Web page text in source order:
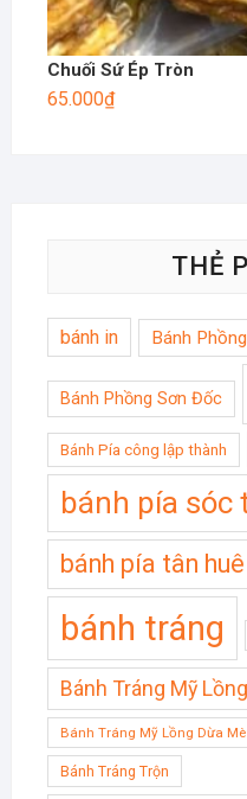
Chuối Sứ Ép Tròn
65.000₫
THẺ
bánh in Bánh Phồng
Bánh Phồng Sơn Đốc
Bánh Pía công lập thành
bánh pía sóc
bánh pía tân
bánh tráng
Bánh Tráng Mỹ Lồng
Bánh Tráng Mỹ Lồng Dừa Mè
Bánh Tráng Trộn